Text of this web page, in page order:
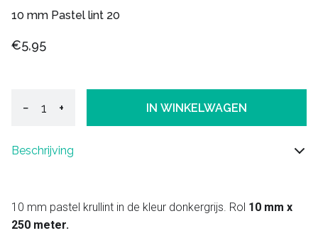
10 mm Pastel lint 20
€5,95
− + IN WINKELWAGEN
Beschrijving
10 mm pastel krullint in de kleur donkergrijs. Rol 10 mm x
250 meter.